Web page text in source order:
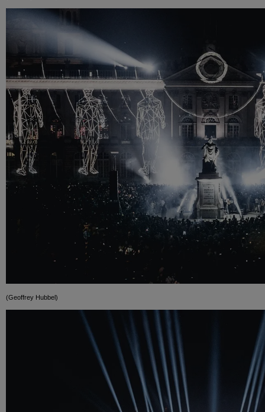
(Geoffrey Hubbel)